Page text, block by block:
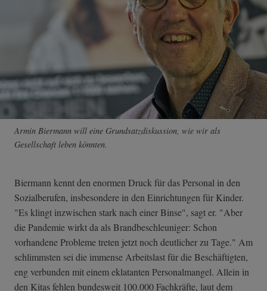
Armin Biermann will eine Grundsatzdiskussion, wie wir als
Gesellschaft leben könnten.
Biermann kennt den enormen Druck für das Personal in den
Sozialberufen, insbesondere in den Einrichtungen für Kinder.
"Es klingt inzwischen stark nach einer Binse", sagt er. "Aber
die Pandemie wirkt da als Brandbeschleuniger: Schon
vorhandene Probleme treten jetzt noch deutlicher zu Tage." Am
schlimmsten sei die immense Arbeitslast für die Beschäftigten,
eng verbunden mit einem eklatanten Personalmangel. Allein in
den Kitas fehlen bundesweit 100.000 Fachkräfte, laut dem